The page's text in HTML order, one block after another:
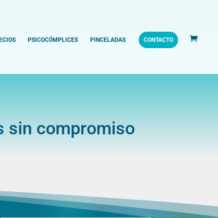
PSICOCÓMPLICES PINCELADAS CONTACTO
sin compromiso